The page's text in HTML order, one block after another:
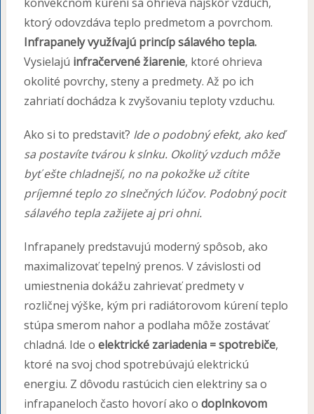
ktorý odovzdáva teplo predmetom a povrchom.
Infrapanely využívajú princíp sálavého tepla.
Vysielajú infračervené žiarenie, ktoré ohrieva
okolité povrchy, steny a predmety. Až po ich
zahriatí dochádza k zvyšovaniu teploty vzduchu.
Ako si to predstaviť? Ide o podobný efekt, ako keď
sa postavíte tvárou k slnku. Okolitý vzduch môže
byť ešte chladnejší, no na pokožke už cítite
príjemné teplo zo slnečných lúčov. Podobný pocit
sálavého tepla zažijete aj pri ohni.
Infrapanely predstavujú moderný spôsob, ako
maximalizovať tepelný prenos. V závislosti od
umiestnenia dokážu zahrievať predmety v
rozličnej výške, kým pri radiátorovom kúrení teplo
stúpa smerom nahor a podlaha môže zostávať
chladná. Ide o elektrické zariadenia = spotrebiče,
ktoré na svoj chod spotrebúvajú elektrickú
energiu. Z dôvodu rastúcich cien elektriny sa o
infrapaneloch často hovorí ako o doplnkovom